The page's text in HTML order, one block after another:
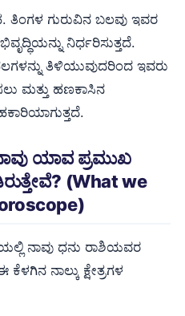
ತಿಂಗಳ ಗುರುವಿನ ಬಲವು ಇವರ
ನಿರ್ಧರಿಸುತ್ತದೆ.
ತಿಳಿಯುವುದರಿಂದ ಇವರು
ಮತ್ತು ಹಣಕಾಸಿನ
ಯಾವ ಪ್ರಮುಖ
(What we
ನಾವು ಧನು ರಾಶಿಯವರ
ನಾಲ್ಕು ಕ್ಷೇತ್ರಗಳ